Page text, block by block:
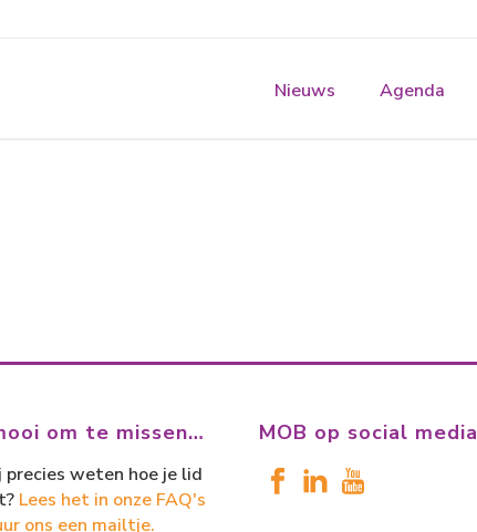
Nieuws Agenda
om te missen…
weten hoe je lid
Lees het in onze FAQ's
ons een mailtje.
MOB op social media